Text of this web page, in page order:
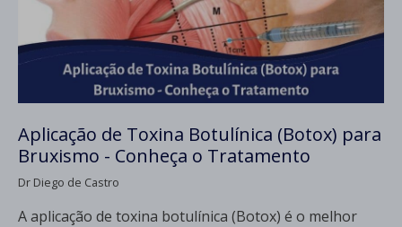
Aplicação de Toxina Botulínica (Botox) para
Bruxismo - Conheça o Tratamento
Dr Diego de Castro
A aplicação de toxina botulínica (Botox) é o melhor